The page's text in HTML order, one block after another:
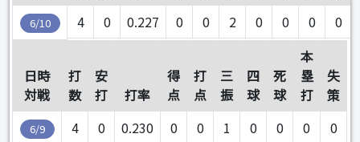
6/10 4 0 0.227 0 0 2 0 0 0 0
日時
対戦
打
数
安
打
打率
得
点
打
点
三
振
四
球
死
球
本
塁
打
失
策
6/9 4 0 0.230 0 0 1 0 0 0 0